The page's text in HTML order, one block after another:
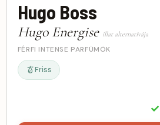
Hugo Boss
Hugo Energise illat alternatívája
FÉRFI INTENSE PARFÜMÖK
Friss